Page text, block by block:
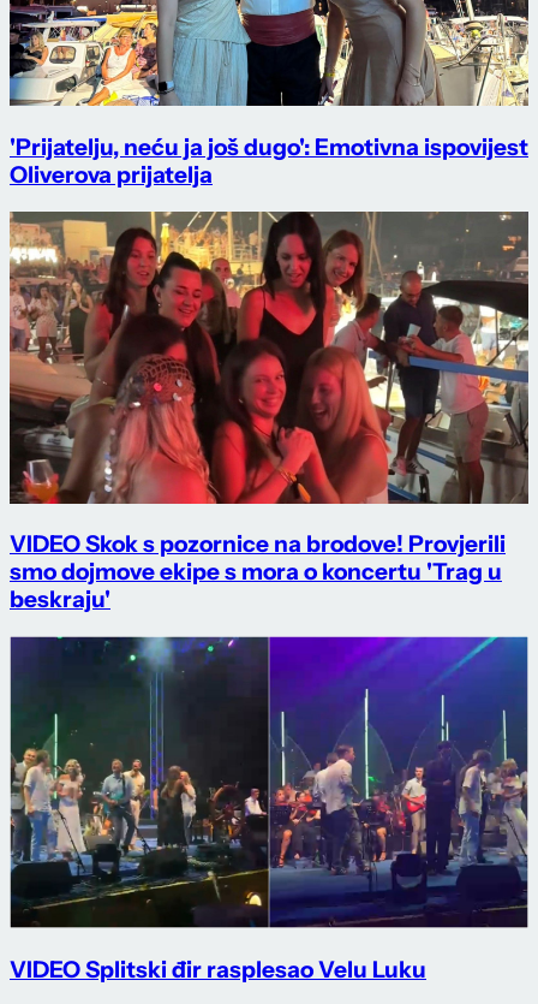
'Prijatelju, neću ja još dugo': Emotivna ispovijest
Oliverova prijatelja
VIDEO Skok s pozornice na brodove! Provjerili
smo dojmove ekipe s mora o koncertu 'Trag u
beskraju'
VIDEO Splitski đir rasplesao Velu Luku